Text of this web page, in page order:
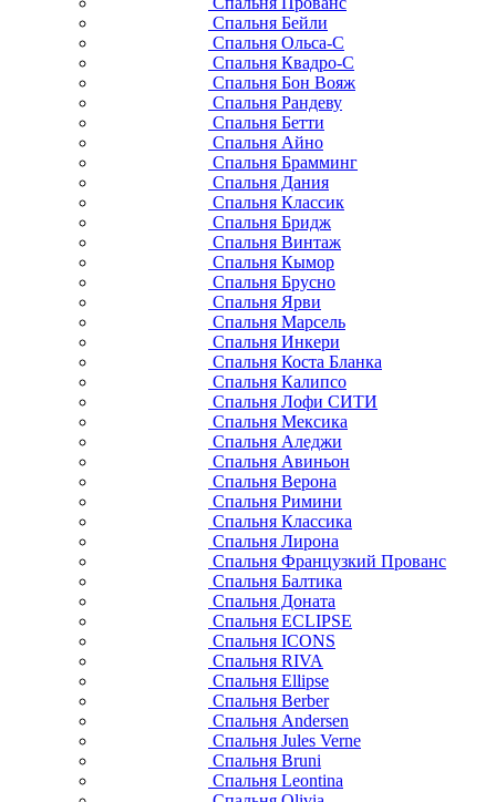
Спальня Бейли
Спальня Ольса-С
Спальня Квадро-С
Спальня Бон Вояж
Спальня Рандеву
Спальня Бетти
Спальня Айно
Спальня Брамминг
Спальня Дания
Спальня Классик
Спальня Бридж
Спальня Винтаж
Спальня Кымор
Спальня Брусно
Спальня Ярви
Спальня Марсель
Спальня Инкери
Спальня Коста Бланка
Спальня Калипсо
Спальня Лофи СИТИ
Спальня Мексика
Спальня Аледжи
Спальня Авиньон
Спальня Верона
Спальня Римини
Спальня Классика
Спальня Лирона
Спальня Французкий Прованс
Спальня Балтика
Спальня Доната
Спальня ECLIPSE
Спальня ICONS
Спальня RIVA
Спальня Ellipse
Спальня Berber
Спальня Andersen
Спальня Jules Verne
Спальня Bruni
Спальня Leontina